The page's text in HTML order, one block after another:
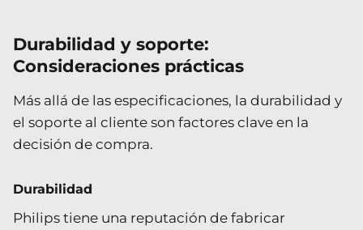
Durabilidad y soporte:
Consideraciones prácticas
Más allá de las especificaciones, la durabilidad y
el soporte al cliente son factores clave en la
decisión de compra.
Durabilidad
Philips tiene una reputación de fabricar